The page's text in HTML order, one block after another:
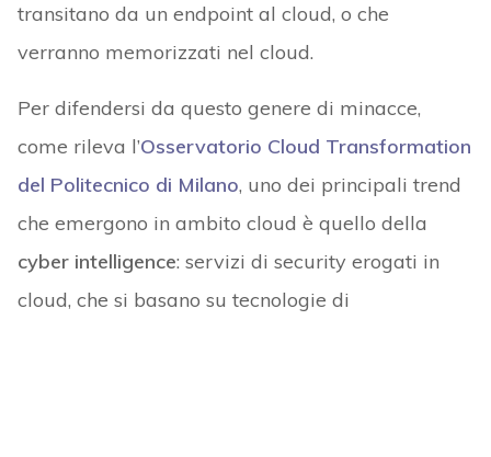
transitano da un endpoint al cloud, o che
verranno memorizzati nel cloud.
Per difendersi da questo genere di minacce,
come rileva l’Osservatorio Cloud Transformation
del Politecnico di Milano, uno dei principali trend
che emergono in ambito cloud è quello della
cyber intelligence: servizi di security erogati in
cloud, che si basano su tecnologie di